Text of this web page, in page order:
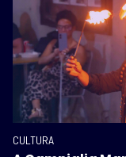
CULTURA